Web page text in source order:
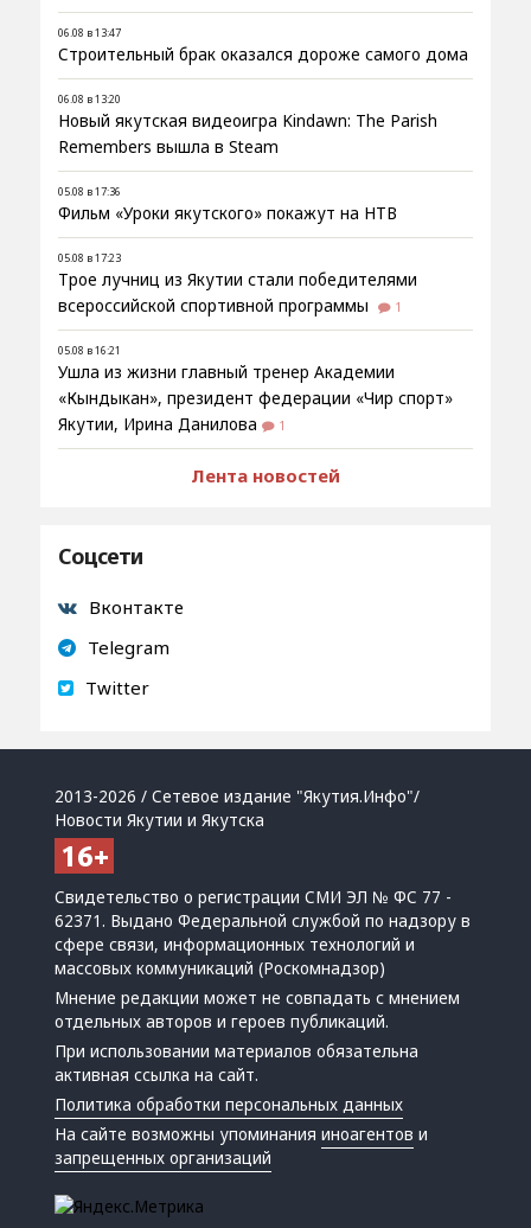
06.08 в 13:47
Строительный брак оказался дороже самого дома
06.08 в 13:20
Новый якутская видеоигра Kindawn: The Parish
Remembers вышла в Steam
05.08 в 17:36
Фильм «Уроки якутского» покажут на НТВ
05.08 в 17:23
Трое лучниц из Якутии стали победителями
всероссийской спортивной программы
1
05.08 в 16:21
Ушла из жизни главный тренер Академии
«Кындыкан», президент федерации «Чир спорт»
Якутии, Ирина Данилова
1
Лента новостей
Соцсети
Вконтакте
Telegram
Twitter
2013-2026 / Сетевое издание "Якутия.Инфо"/
Новости Якутии и Якутска
Свидетельство о регистрации СМИ ЭЛ № ФС 77 -
62371. Выдано Федеральной службой по надзору в
сфере связи, информационных технологий и
массовых коммуникаций (Роскомнадзор)
Мнение редакции может не совпадать с мнением
отдельных авторов и героев публикаций.
При использовании материалов обязательна
активная ссылка на сайт.
Политика обработки персональных данных
На сайте возможны упоминанияиноагентов и
запрещенных организаций